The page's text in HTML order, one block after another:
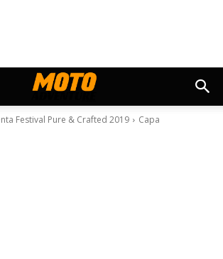
Festival Pure & Crafted 2019 Capa